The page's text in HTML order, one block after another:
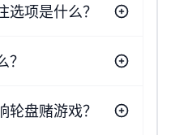
项是什么？
盘赌游戏？